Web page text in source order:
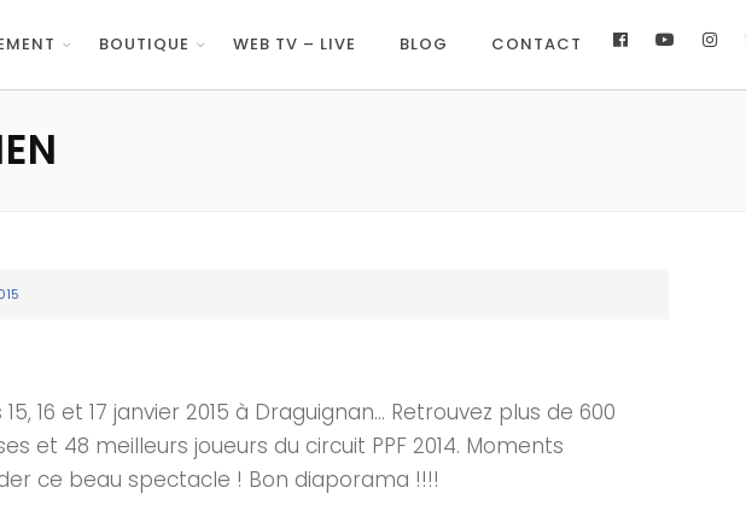
BOUTIQUE WEB TV – LIVE BLOG CONTACT
16 et 17 janvier 2015 à Draguignan… Retrouvez plus de 600
et 48 meilleurs joueurs du circuit PPF 2014. Moments
regarder ce beau spectacle ! Bon diaporama !!!!